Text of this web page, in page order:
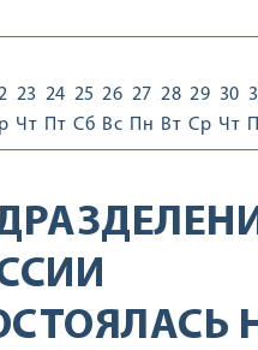
23
Чт
24
Пт
25
Сб
26
Вс
27
Пн
28
Вт
29
Ср
30
Чт